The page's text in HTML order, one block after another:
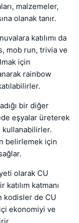
malzemeler,
olanak tanır.
katılımı da
mob run, trivia ve
için
rainbow
bir diğer
eşyalar üreterek
belirlemek için
olarak CU
katmanı
kodisler de CU
ekonomiyi ve